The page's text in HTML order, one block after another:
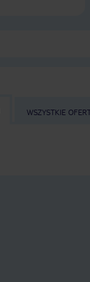
WSZYSTKIE